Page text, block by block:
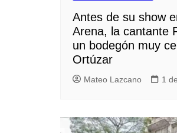
Antes de su show
Arena, la cantante
un bodegón muy
Ortúzar
Mateo Lazcano 1